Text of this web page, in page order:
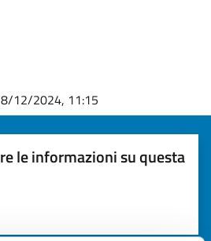
12/2024, 11:15
le informazioni su questa
(da 1 a 5 stelle)
stelle per valutare la chiarezza delle
stelle su 5
su 5
su 5